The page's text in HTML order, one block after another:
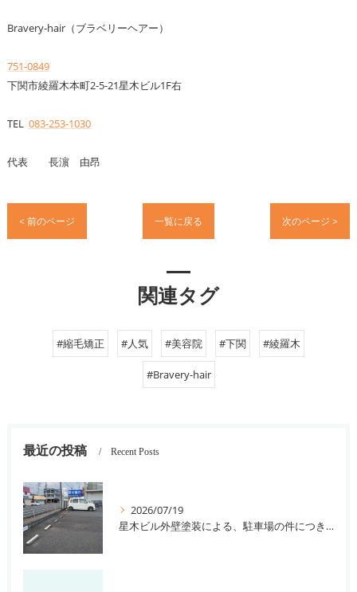
Bravery-hair（ブラベリーヘアー）
751-0849
下関市綾羅木本町2-5-21星木ビル1F右
TEL 083-253-1030
代表 長濵 由昂
< 前のページ 一覧に戻る 次のページ >
関連タグ
#縮毛矯正 #人気 #美容院 #下関 #綾羅木
#Bravery-hair
最近の投稿 Recent Posts
2026/07/19
星木ビル外壁塗装による、駐車場の件につきまして。